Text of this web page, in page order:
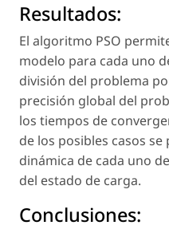
Resultados:
El algoritmo PSO
modelo para cada uno
división del problema
precisión global del
los tiempos de
de los posibles casos
dinámica de cada uno
del estado de carga.
Conclusiones: